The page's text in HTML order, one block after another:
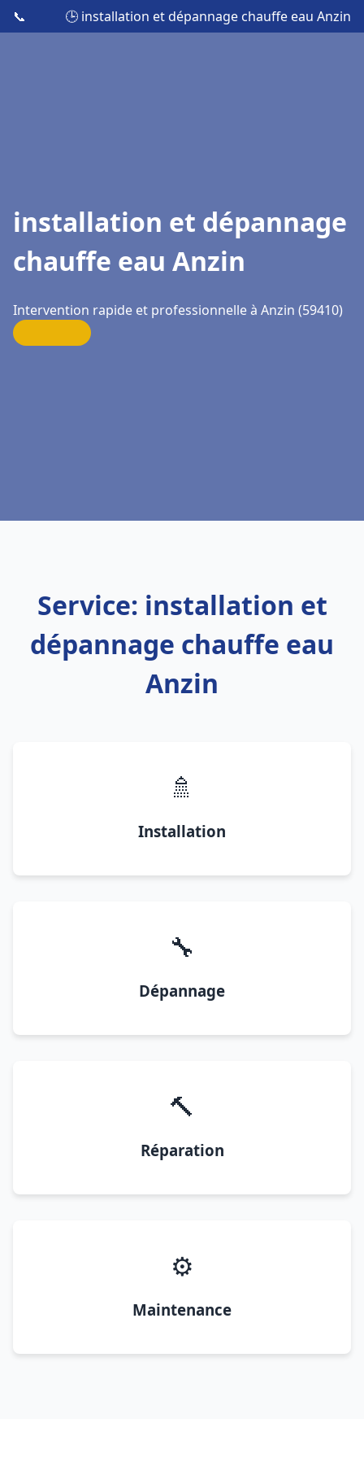
📞 🕒 installation et dépannage chauffe eau Anzin
installation et dépannage
chauffe eau Anzin
Intervention rapide et professionnelle à Anzin (59410)
Service: installation et
dépannage chauffe eau
Anzin
🚿
Installation
🔧
Dépannage
🔨
Réparation
⚙️
Maintenance